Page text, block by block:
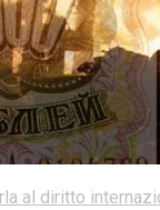
al diritto